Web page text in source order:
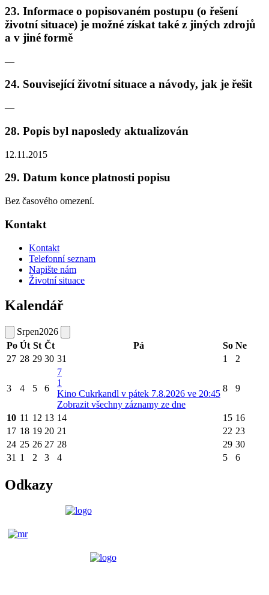
23. Informace o popisovaném postupu (o řešení
životní situace) je možné získat také z jiných zdrojů
a v jiné formě
—
24. Související životní situace a návody, jak je řešit
—
28. Popis byl naposledy aktualizován
12.11.2015
29. Datum konce platnosti popisu
Bez časového omezení.
Kontakt
Kontakt
Telefonní seznam
Napište nám
Životní situace
Kalendář
Srpen2026
Po Út St Čt Pá So Ne
27 28 29 30 31 1 2
3 4 5 6
7
1
Kino Cukrkandl v pátek 7.8.2026 ve 20:45
Zobrazit všechny záznamy ze dne
8 9
10 11 12 13 14 15 16
17 18 19 20 21 22 23
24 25 26 27 28 29 30
31 1 2 3 4 5 6
Odkazy